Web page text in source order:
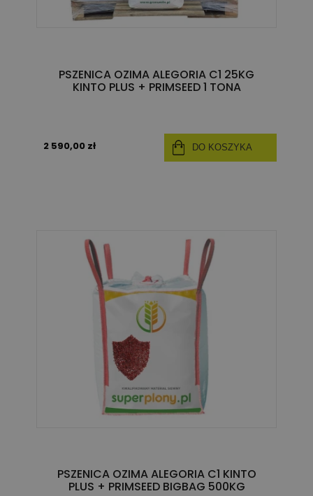
PSZENICA OZIMA ALEGORIA C1 25KG
KINTO PLUS + PRIMSEED 1 TONA
2 590,00 zł DO KOSZYKA
PSZENICA OZIMA ALEGORIA C1 KINTO
PLUS + PRIMSEED BIGBAG 500KG